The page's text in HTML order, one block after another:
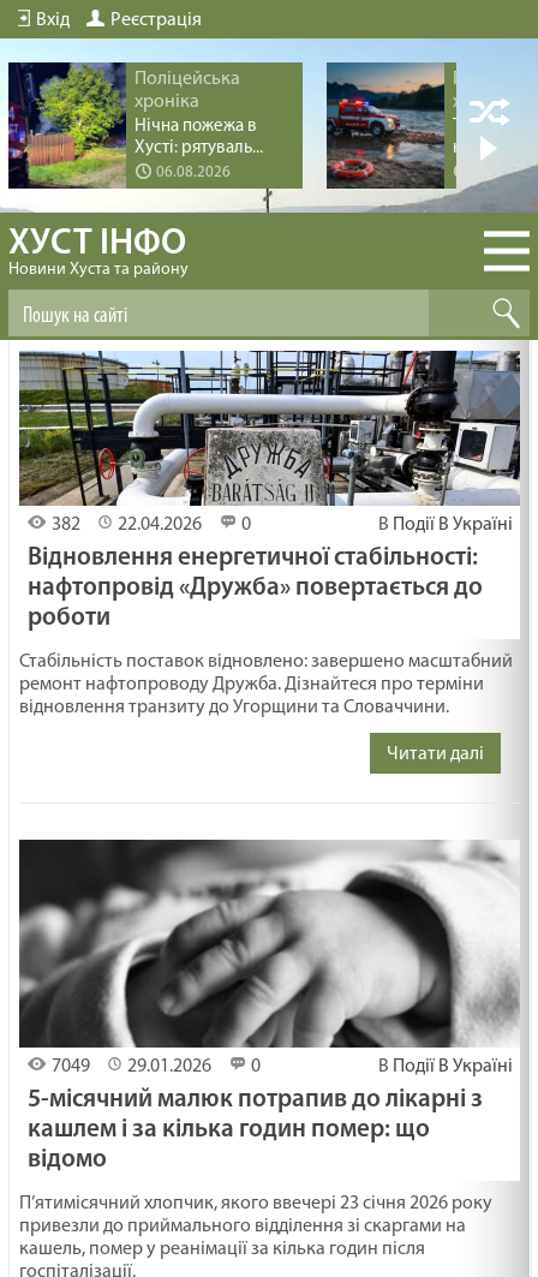
Вхід Реєстрація
Поліцейська
хроніка
Нічна пожежа в
Хусті: рятуваль...
06.08.2026
хроніка
Трагедія
купання
ХУСТ ІНФО
Новини Хуста та району
382 22.04.2026 0 В Події В Україні
Відновлення енергетичної стабільності:
нафтопровід «Дружба» повертається до
роботи
Стабільність поставок відновлено: завершено масштабний
ремонт нафтопроводу Дружба. Дізнайтеся про терміни
відновлення транзиту до Угорщини та Словаччини.
Читати далі
7049 29.01.2026 0 В Події В Україні
5-місячний малюк потрапив до лікарні з
кашлем і за кілька годин помер: що
відомо
П’ятимісячний хлопчик, якого ввечері 23 січня 2026 року
привезли до приймального відділення зі скаргами на
кашель, помер у реанімації за кілька годин після
госпіталізації.